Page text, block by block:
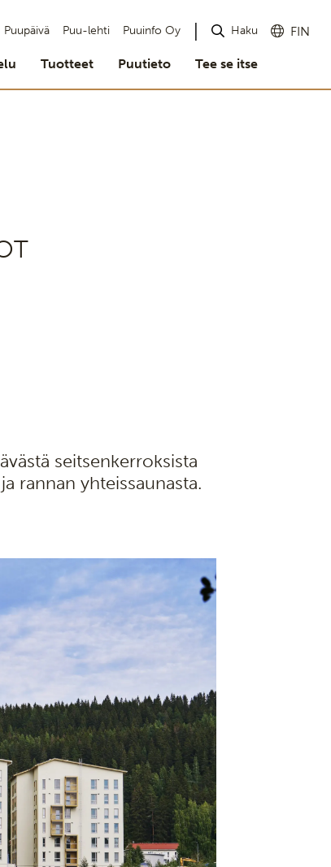
Puupäivä Puu-lehti Puuinfo Oy Haku FIN
Tuotteet Puutieto Tee se itse
seitsenkerroksista
rannan yhteissaunasta.